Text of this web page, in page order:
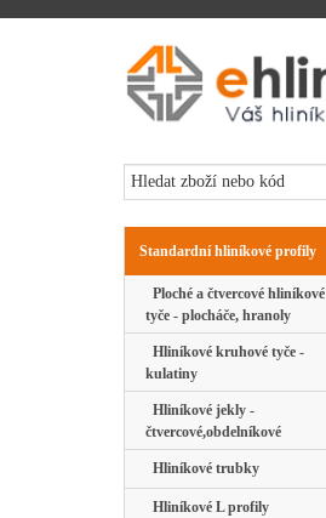
Standardní hliníkové profily
Ploché a čtvercové hliníkové
tyče - plocháče, hranoly
Hliníkové kruhové tyče -
kulatiny
Hliníkové jekly -
čtvercové,obdelníkové
Hliníkové trubky
Hliníkové L profily